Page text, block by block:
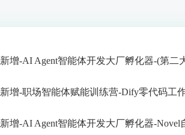
新增-AI Agent智能体开发大厂孵化器-(第二
新增-职场智能体赋能训练营-Dify零代码工
新增-AI Agent智能体开发大厂孵化器-Novel